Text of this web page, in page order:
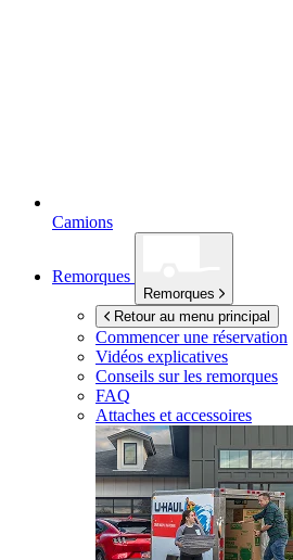
Camions
Remorques
Remorques
Retour au menu principal
Commencer une réservation
Vidéos explicatives
Conseils sur les remorques
FAQ
Attaches et accessoires